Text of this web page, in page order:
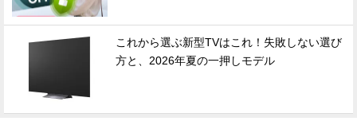
これから選ぶ新型TVはこれ！失敗しない選び
方と、2026年夏の一押しモデル